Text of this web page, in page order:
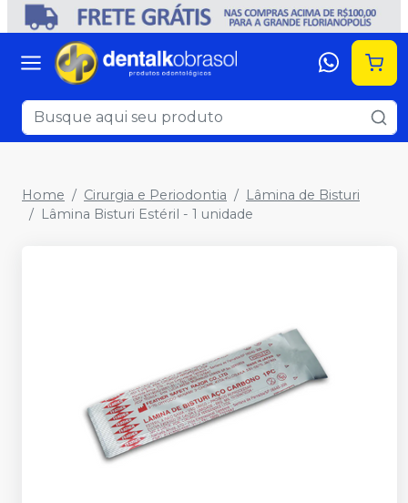
Home Cirurgia e Periodontia
Lâmina de Bisturi
Lâmina Bisturi Estéril - 1 unidade